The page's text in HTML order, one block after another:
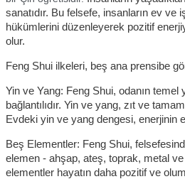
sanatıdır. Bu felsefe, insanların ev ve
hükümlerini düzenleyerek pozitif
olur.
Feng Shui ilkeleri, beş ana prensibe
Yin ve Yang: Feng Shui, odanın temel
bağlantılıdır. Yin ve yang, zıt ve
Evdeki yin ve yang dengesi, enerjinin
Beş Elementler: Feng Shui,
elemen - ahşap, ateş, toprak, metal
elementler hayatın daha pozitif ve